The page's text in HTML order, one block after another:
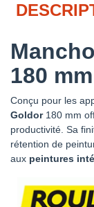
180 mm
Conçu pour les
Goldor180 mm
productivité. Sa
rétention de
aux peintures